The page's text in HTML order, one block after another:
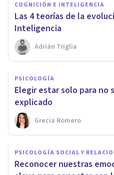
COGNICIÓN E INTELIGENCIA
Las 4 teorías de la
Inteligencia
Adrián Triglia
PSICOLOGÍA
Elegir estar solo para no
explicado
Grecia Romero
PSICOLOGÍA SOCIAL Y
Reconocer nuestras